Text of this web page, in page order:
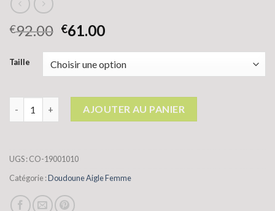
€92.00 €61.00
Taille
quantité de doudoune aigle femme
AJOUTER AU PANIER
UGS :CO-19001010
Catégorie :Doudoune Aigle Femme